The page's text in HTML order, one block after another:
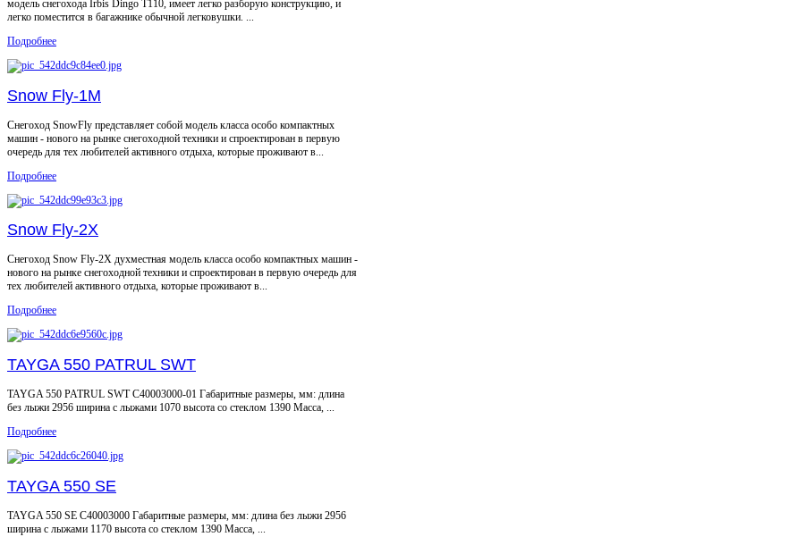
модель снегохода Irbis Dingo T110, имеет легко разборую конструкцию, и
легко поместится в багажнике обычной легковушки. ...
Подробнее
Snow Fly-1М
Снегоход SnowFly представляет собой модель класса особо компактных
машин - нового на рынке снегоходной техники и спроектирован в первую
очередь для тех любителей активного отдыха, которые проживают в...
Подробнее
Snow Fly-2Х
Снегоход Snow Fly-2Х духместная модель класса особо компактных машин -
нового на рынке снегоходной техники и спроектирован в первую очередь для
тех любителей активного отдыха, которые проживают в...
Подробнее
TAYGA 550 PATRUL SWT
TAYGA 550 PATRUL SWT С40003000-01 Габаритные размеры, мм: длина
без лыжи 2956 ширина с лыжами 1070 высота со стеклом 1390 Масса, ...
Подробнее
TAYGA 550 SE
TAYGA 550 SЕ С40003000 Габаритные размеры, мм: длина без лыжи 2956
ширина с лыжами 1170 высота со стеклом 1390 Масса, ...